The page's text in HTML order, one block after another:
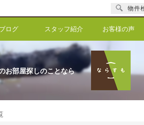
ブログ スタッフ紹介 お客様の声
お部屋探しのことなら
物件